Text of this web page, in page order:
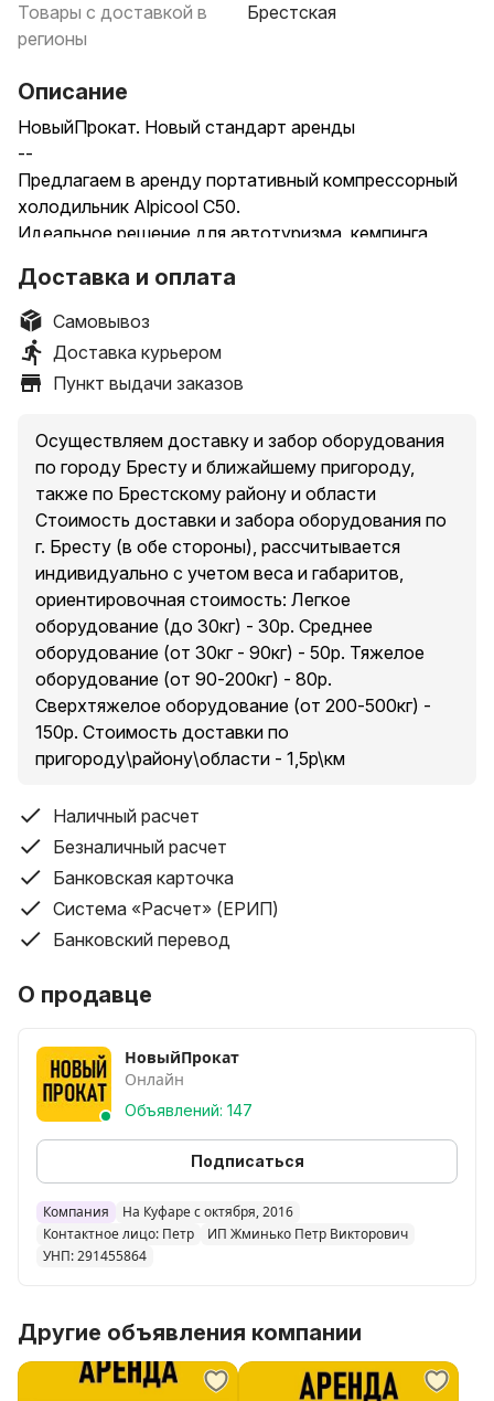
Товары с доставкой в
регионы
Брестская
Описание
НовыйПрокат. Новый стандарт аренды
--
Предлагаем в аренду портативный компрессорный
холодильник Alpicool C50.
Идеальное решение для автотуризма, кемпинга,
термочувствительных грузов.
Технические характеристики:
Тип: Компрессорный (полноценное охлаждение и
заморозка)
Температурный диапазон: от -20°C до +20°C
Питание: 12V / 24V / 220V
Особенности: Встроенная система защиты
автомобильного аккумулятора от разряда, низкое
энергопотребление, ударопрочный корпус.
Самовывоз: г. Брест, ул. Гоголя, 3 павильон 15
(строительный рынок)
Также осуществляем доставку и забор
оборудования по городу Бресту и ближайшему
пригороду
Бресту (в обе стороны), рассчитывается
индивидуально с учетом веса и габаритов
Работаем с физ. и юрлицами!
Наличный, безналичный расчет, ерип, принимаем
карты visa, mastercard и другие.
акты
Доставка и оплата
Самовывоз
Доставка курьером
Пункт выдачи заказов
Осуществляем доставку и забор оборудования
по городу Бресту и ближайшему пригороду,
также по Брестскому району и области
Стоимость доставки и забора оборудования по
г. Бресту (в обе стороны), рассчитывается
индивидуально с учетом веса и габаритов,
ориентировочная стоимость: Легкое
оборудование (до 30кг) - 30р. Среднее
оборудование (от 30кг - 90кг) - 50р. Тяжелое
оборудование (от 90-200кг) - 80р.
Сверхтяжелое оборудование (от 200-500кг) -
150р. Стоимость доставки по
пригороду\району\области - 1,5р\км
Наличный расчет
Безналичный расчет
Банковская карточка
Система «Расчет» (ЕРИП)
Банковский перевод
О продавце
НовыйПрокат
Онлайн
Объявлений: 147
Подписаться
Компания
На Куфаре с октября, 2016
Контактное лицо: Петр
ИП Жминько Петр Викторович
УНП: 291455864
Другие объявления компании